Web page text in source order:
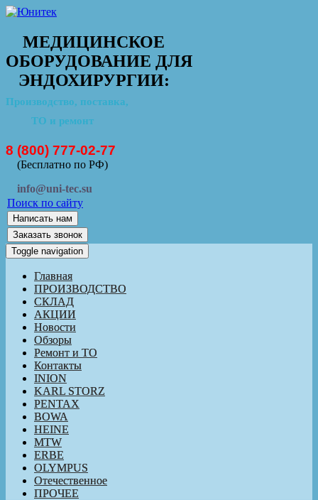
МЕДИЦИНСКОЕ
ОБОРУДОВАНИЕ ДЛЯ
ЭНДОХИРУРГИИ:
Производство, поставка,
ТО и ремонт
8 (800) 777-02-77
(Бесплатно по РФ)
info@uni-tec.su
Поиск по сайту
Написать нам
Заказать звонок
Toggle navigation
Главная
ПРОИЗВОДСТВО
СКЛАД
АКЦИИ
Новости
Обзоры
Ремонт и ТО
Контакты
INION
KARL STORZ
PENTAX
BOWA
HEINE
MTW
ERBE
OLYMPUS
Отечественное
ПРОЧЕЕ